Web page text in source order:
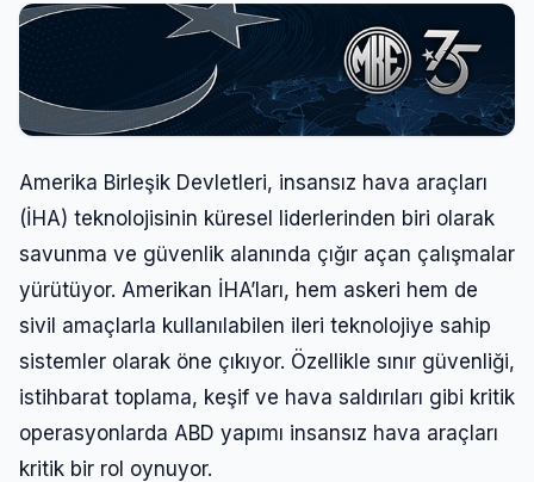
Amerika Birleşik Devletleri, insansız hava araçları
(İHA) teknolojisinin küresel liderlerinden biri olarak
savunma ve güvenlik alanında çığır açan çalışmalar
yürütüyor. Amerikan İHA’ları, hem askeri hem de
sivil amaçlarla kullanılabilen ileri teknolojiye sahip
sistemler olarak öne çıkıyor. Özellikle sınır güvenliği,
istihbarat toplama, keşif ve hava saldırıları gibi kritik
operasyonlarda ABD yapımı insansız hava araçları
kritik bir rol oynuyor.